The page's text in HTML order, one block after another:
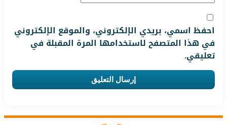
احفظ اسمي، بريدي الإلكتروني، والموقع الإلكتروني
في هذا المتصفح لاستخدامها المرة المقبلة في
تعليقي.